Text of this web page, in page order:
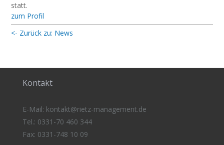
statt.
zum Profil
<- Zurück zu: News
Kontakt
E-Mail: kontakt@rietz-management.de
Tel.: 0331-70 460 344
Fax: 0331-748 10 09